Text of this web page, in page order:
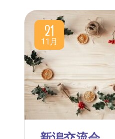
21
11月